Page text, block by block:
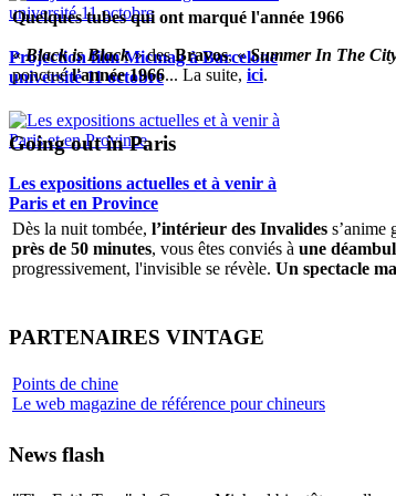
Projection film Micmag à Barcelone
université 11 octobre
Les expositions actuelles et à venir à
Paris et en Province
Quelques tubes qui ont marqué l'année 1966
«Black is Black» desBravos, «Summer In The
ponctuél'année 1966... La suite, ici.
Going out in Paris
Dès la nuit tombée, l’intérieur des Invalides s’anime
près de 50 minutes, vous êtes conviés à une
progressivement, l'invisible se révèle. Un spectacle
PARTENAIRES VINTAGE
Points de chine
Le web magazine de référence pour chineurs
News flash